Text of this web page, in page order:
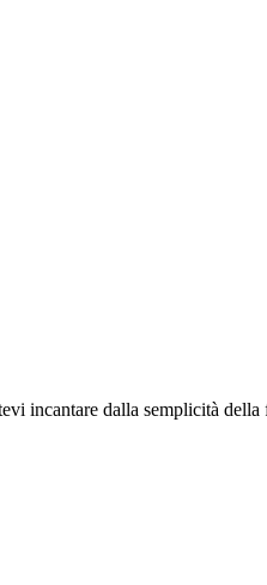
incantare dalla semplicità della